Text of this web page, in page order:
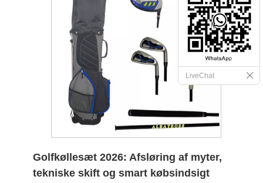
Golfkøllesæt 2026: Afsløring af myter,
tekniske skift og smart købsindsigt
LiveChat